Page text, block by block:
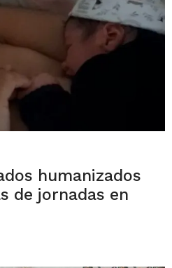
humanizados
de jornadas en